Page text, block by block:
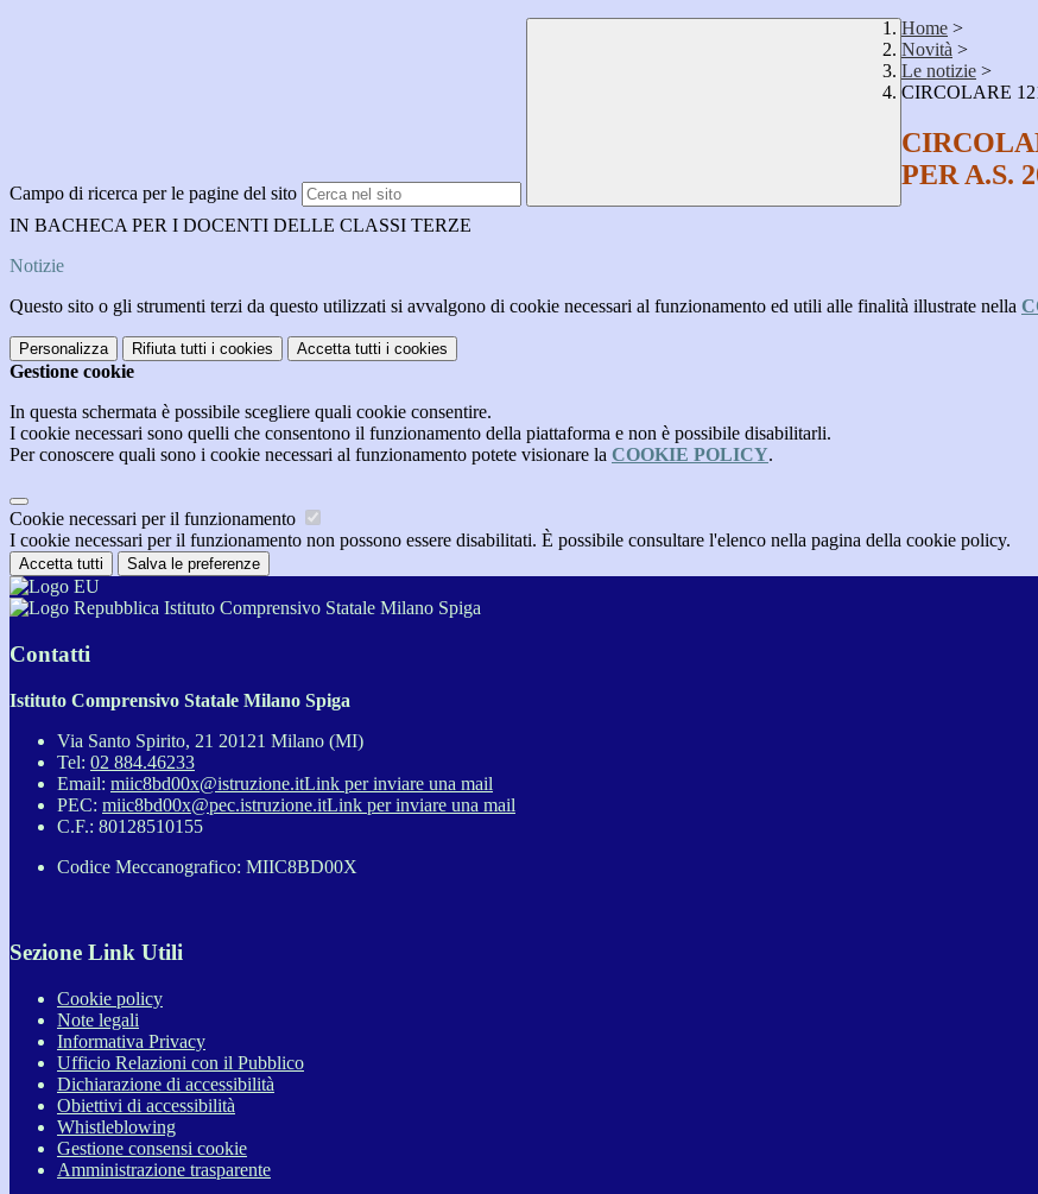
Campo di ricerca per le pagine del sito
Home >
Novità >
Le notizie >
CIRCOLARE
PER A.S.
IN BACHECA PER I DOCENTI DELLE CLASSI TERZE
Notizie
Questo sito o gli strumenti terzi da questo utilizzati si avvalgono di cookie necessari al funzionamento ed utili alle finalità illustrate nella
Personalizza Rifiuta tutti i cookies Accetta tutti i cookies
Gestione cookie
In questa schermata è possibile scegliere quali cookie consentire.
I cookie necessari sono quelli che consentono il funzionamento della piattaforma e non è possibile disabilitarli.
Per conoscere quali sono i cookie necessari al funzionamento potete visionare la COOKIE POLICY.
Cookie necessari per il funzionamento
I cookie necessari per il funzionamento non possono essere disabilitati. È possibile consultare l'elenco nella pagina della cookie policy.
Accetta tutti Salva le preferenze
Istituto Comprensivo Statale Milano Spiga
Contatti
Istituto Comprensivo Statale Milano Spiga
Via Santo Spirito, 21 20121 Milano (MI)
Tel: 02 884.46233
Email: miic8bd00x@istruzione.itLink per inviare una mail
PEC: miic8bd00x@pec.istruzione.itLink per inviare una mail
C.F.: 80128510155
Codice Meccanografico: MIIC8BD00X
Sezione Link Utili
Cookie policy
Note legali
Informativa Privacy
Ufficio Relazioni con il Pubblico
Dichiarazione di accessibilità
Obiettivi di accessibilità
Whistleblowing
Gestione consensi cookie
Amministrazione trasparente